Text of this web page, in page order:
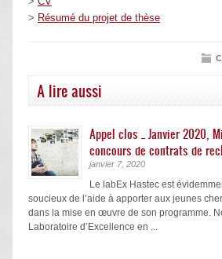
> Résumé du projet de thèse
A lire aussi
Appel clos _ Janvier 2020,
concours de contrats de
janvier 7, 2020
Le labEx Hastec est
soucieux de l’aide à apporter aux jeunes
dans la mise en œuvre de son programme.
Laboratoire d’Excellence en ...